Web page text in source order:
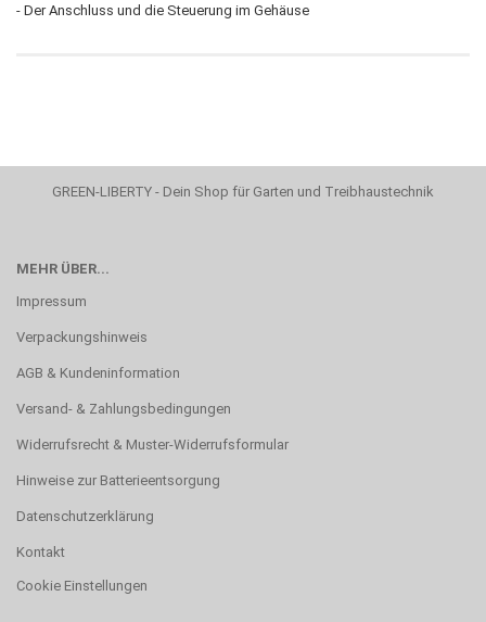
- Der Anschluss und die Steuerung im Gehäuse
GREEN-LIBERTY - Dein Shop für Garten und Treibhaustechnik
MEHR ÜBER...
Impressum
Verpackungshinweis
AGB & Kundeninformation
Versand- & Zahlungsbedingungen
Widerrufsrecht & Muster-Widerrufsformular
Hinweise zur Batterieentsorgung
Datenschutzerklärung
Kontakt
Cookie Einstellungen